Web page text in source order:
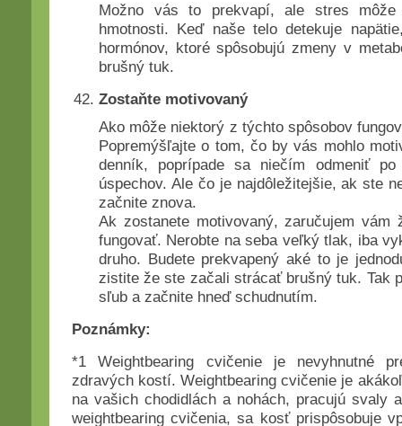
Možno vás to prekvapí, ale stres môže
hmotnosti. Keď naše telo detekuje
hormónov, ktoré spôsobujú zmeny v
brušný tuk.
Zostaňte motivovaný
Ako môže niektorý z týchto spôsobov
Popremýšľajte o tom, čo by vás mohlo
denník, poprípade sa niečím odmeniť
úspechov. Ale čo je najdôležitejšie, ak ste
začnite znova.
Ak zostanete motivovaný, zaručujem vám
fungovať. Nerobte na seba veľký tlak, iba
druho. Budete prekvapený aké to je
zistite že ste začali strácať brušný tuk. Tak
sľub a začnite hneď schudnutím.
Poznámky:
*1 Weightbearing cvičenie je nevyhnutné
zdravých kostí. Weightbearing cvičenie je
na vašich chodidlách a nohách, pracujú svaly
weightbearing cvičenia, sa kosť prispôsobuje